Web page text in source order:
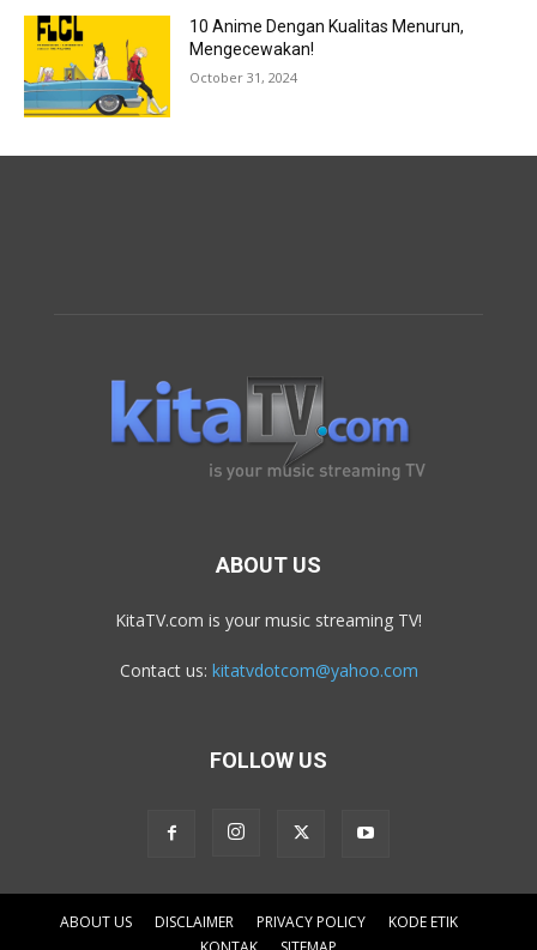
10 Anime Dengan Kualitas Menurun,
Mengecewakan!
October 31, 2024
ABOUT US
KitaTV.com is your music streaming TV!
Contact us: kitatvdotcom@yahoo.com
FOLLOW US
ABOUT US DISCLAIMER PRIVACY POLICY
KODE ETIK